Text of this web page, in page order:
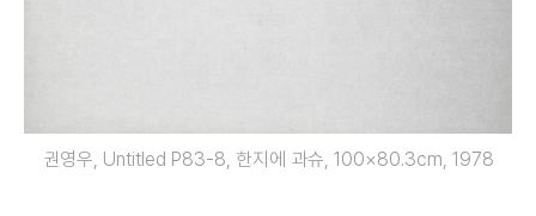
권영우, Untitled P83-8, 한지에 과슈, 100×80.3cm, 1978